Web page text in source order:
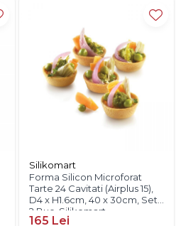
Silikomart
Forma Silicon Microforat
Tarte 24 Cavitati (Airplus 15),
D4 x H1.6cm, 40 x 30cm, Set
2 Buc, Silikomart
165 Lei